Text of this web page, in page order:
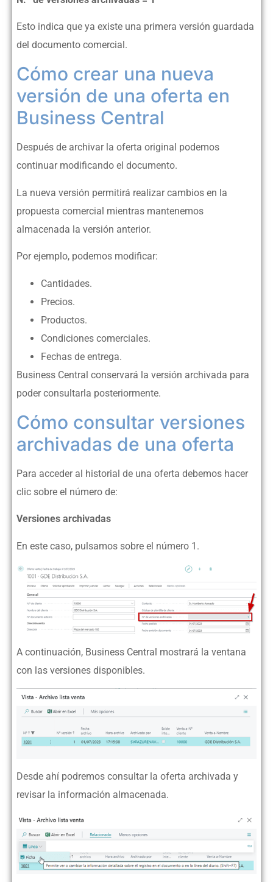
Esto indica que ya existe una primera versión guardada
del documento comercial.
Cómo crear una nueva
versión de una oferta en
Business Central
Después de archivar la oferta original podemos
continuar modificando el documento.
La nueva versión permitirá realizar cambios en la
propuesta comercial mientras mantenemos
almacenada la versión anterior.
Por ejemplo, podemos modificar:
Cantidades.
Precios.
Productos.
Condiciones comerciales.
Fechas de entrega.
Business Central conservará la versión archivada para
poder consultarla posteriormente.
Cómo consultar versiones
archivadas de una oferta
Para acceder al historial de una oferta debemos hacer
clic sobre el número de:
Versiones archivadas
En este caso, pulsamos sobre el número 1.
A continuación, Business Central mostrará la ventana
con las versiones disponibles.
Desde ahí podremos consultar la oferta archivada y
revisar la información almacenada.